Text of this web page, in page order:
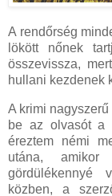
A rendőrség
lökött nőnek
összevissza,
hullani kezdenek
A krimi
be az olvasót a
éreztem némi
utána, amikor
gördülékennyé
közben, a